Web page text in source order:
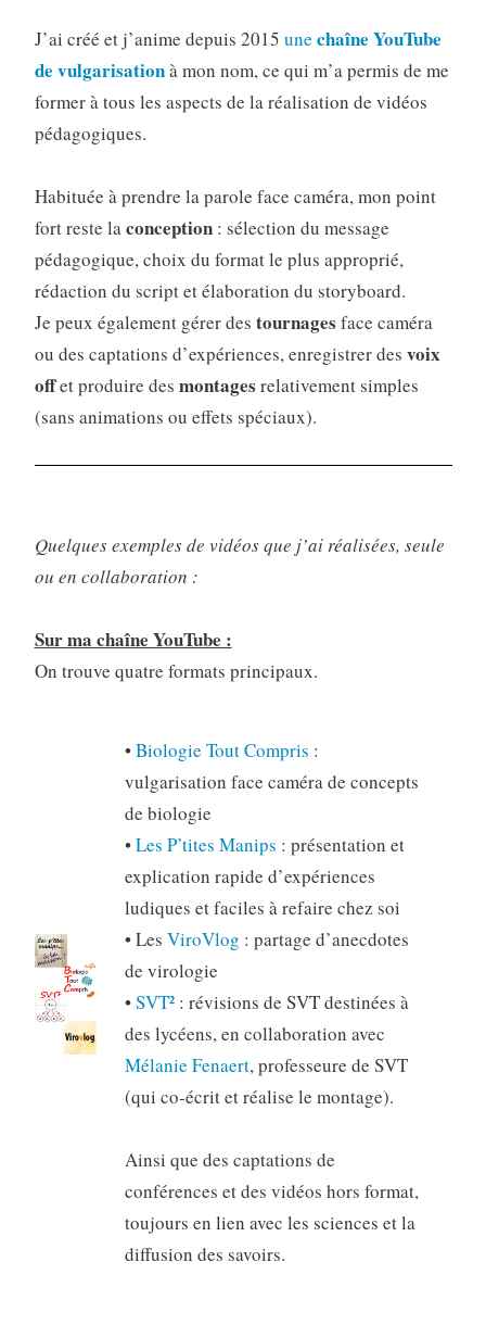
J’ai créé et j’anime depuis 2015 une chaîne YouTube
de vulgarisationà mon nom, ce qui m’a permis de me
former à tous les aspects de la réalisation de vidéos
pédagogiques.
Habituée à prendre la parole face caméra, mon point
fort reste laconception: sélection du message
pédagogique, choix du format le plus approprié,
rédaction du script et élaboration du storyboard.
Je peux également gérer des tournages face caméra
ou des captations d’expériences, enregistrer des voix
offet produire des montages relativement simples
(sans animations ou effets spéciaux).
Quelques exemples de vidéos que j’ai réalisées, seule
ou en collaboration :
Sur ma chaîne YouTube :
On trouve quatre formats principaux.
•Biologie Tout Compris :
vulgarisation face caméra de concepts
de biologie
•Les P’tites Manips : présentation et
explication rapide d’expériences
ludiques et faciles à refaire chez soi
• LesViroVlog : partage d’anecdotes
de virologie
•SVT² : révisions de SVT destinées à
des lycéens, en collaboration avec
Mélanie Fenaert, professeure de SVT
(qui co-écrit et réalise le montage).
Ainsi que des captations de
conférences et des vidéos hors format,
toujours en lien avec les sciences et la
diffusion des savoirs.